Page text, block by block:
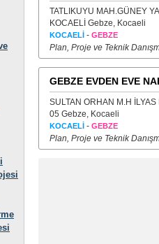
TATLIKUYU MAH.GÜNEY
KOCAELİ Gebze, Kocaeli
KOCAELİ- GEBZE
Plan, Proje ve Teknik
GEBZE EVDEN EVE
SULTAN ORHAN M.H
05 Gebze, Kocaeli
KOCAELİ- GEBZE
Plan, Proje ve Teknik